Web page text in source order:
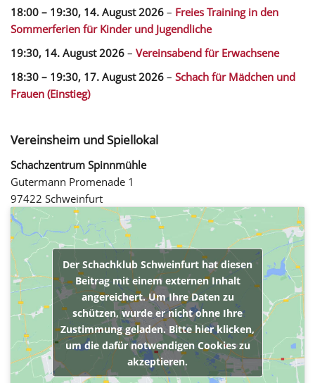
18:00 – 19:30, 14. August 2026 – Freies Training in den
Sommerferien für Kinder und Jugendliche
19:30, 14. August 2026 – Vereinsabend für Erwachsene
18:30 – 19:30, 17. August 2026 – Schach für Mädchen und
Frauen (Einstieg)
Vereinsheim und Spiellokal
Schachzentrum Spinnmühle
Gutermann Promenade 1
97422 Schweinfurt
Der Schachklub Schweinfurt hat diesen
Beitrag mit einem externen Inhalt
angereichert. Um Ihre Daten zu
schützen, wurde er nicht ohne Ihre
Zustimmung geladen. Bitte hier klicken,
um die dafür notwendigen Cookies zu
akzeptieren.